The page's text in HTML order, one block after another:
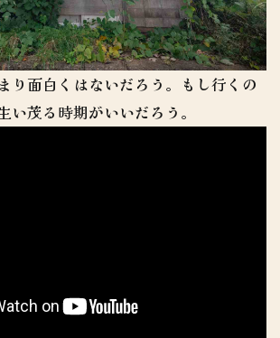
り面白くはないだろう。もし行くの
い茂る時期がいいだろう。